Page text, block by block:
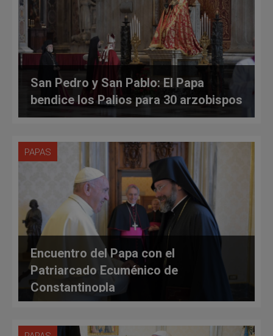
San Pedro y San Pablo: El Papa
bendice los Palios para 30 arzobispos
PAPAS
Encuentro del Papa con el
Patriarcado Ecuménico de
Constantinopla